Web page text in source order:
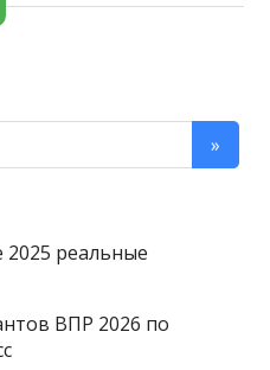
2025 реальные
ВПР 2026 по